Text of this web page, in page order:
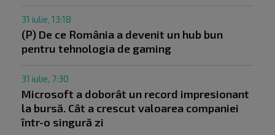
31 iulie, 13:18
(P) De ce România a devenit un hub bun
pentru tehnologia de gaming
31 iulie, 7:30
Microsoft a doborât un record impresionant
la bursă. Cât a crescut valoarea companiei
într-o singură zi